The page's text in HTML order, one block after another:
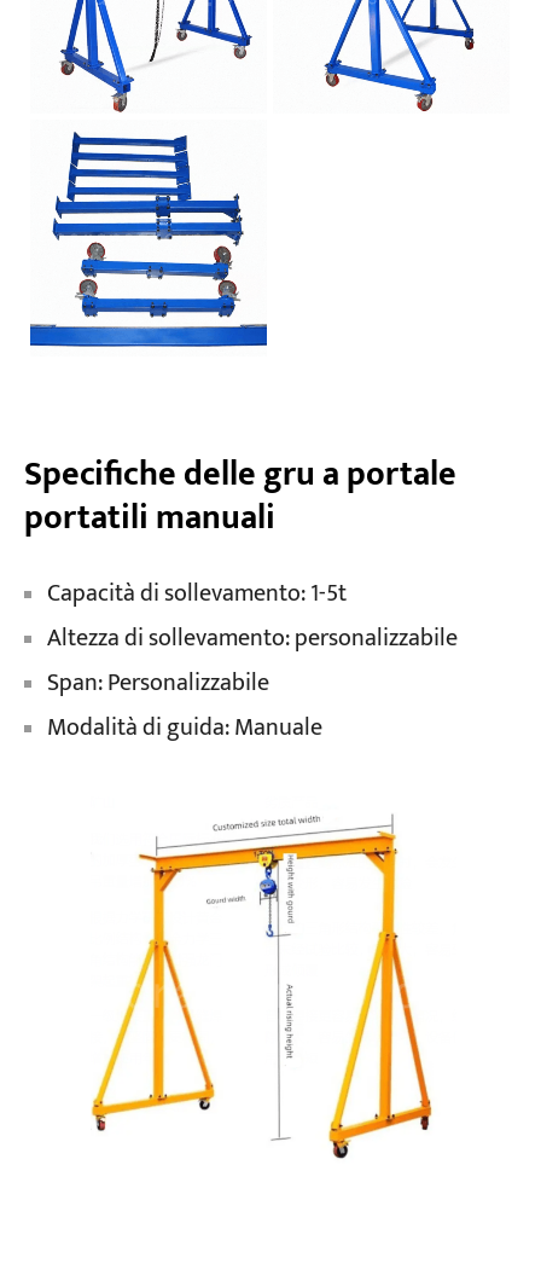
Specifiche delle gru a portale
portatili manuali
Capacità di sollevamento: 1-5t
Altezza di sollevamento: personalizzabile
Span: Personalizzabile
Modalità di guida: Manuale